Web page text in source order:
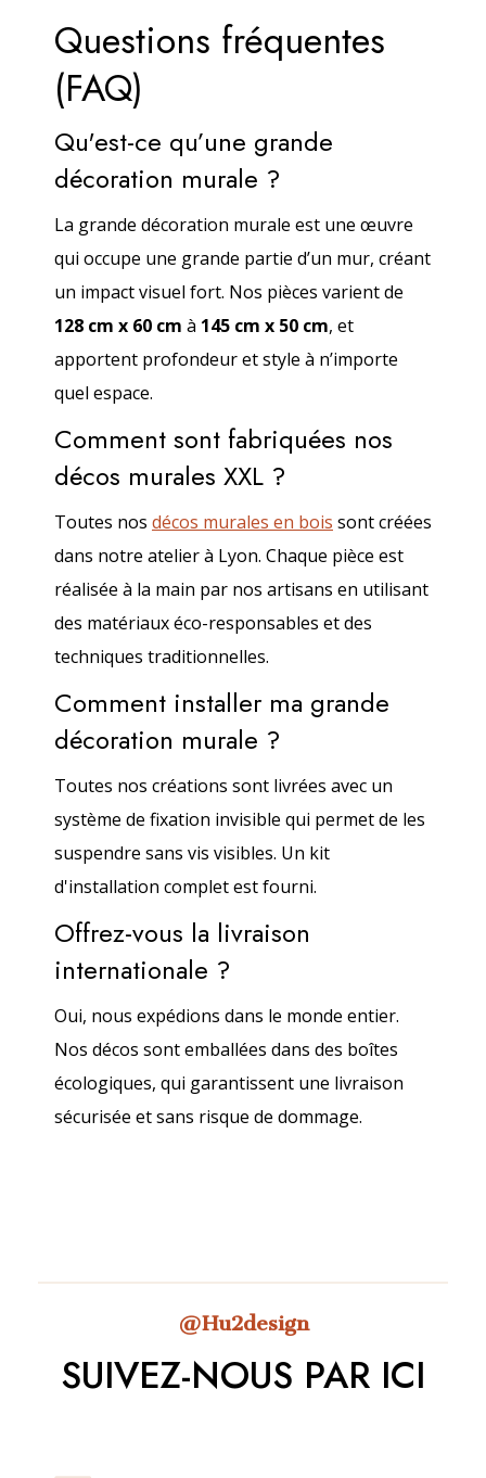
Questions fréquentes
(FAQ)
Qu'est-ce qu’une grande
décoration murale ?
La grande décoration murale est une œuvre
qui occupe une grande partie d’un mur, créant
un impact visuel fort. Nos pièces varient de
128 cm x 60 cm à 145 cm x 50 cm, et
apportent profondeur et style à n’importe
quel espace.
Comment sont fabriquées nos
décos murales XXL ?
Toutes nos décos murales en bois sont créées
dans notre atelier à Lyon. Chaque pièce est
réalisée à la main par nos artisans en utilisant
des matériaux éco-responsables et des
techniques traditionnelles.
Comment installer ma grande
décoration murale ?
Toutes nos créations sont livrées avec un
système de fixation invisible qui permet de les
suspendre sans vis visibles. Un kit
d'installation complet est fourni.
Offrez-vous la livraison
internationale ?
Oui, nous expédions dans le monde entier.
Nos décos sont emballées dans des boîtes
écologiques, qui garantissent une livraison
sécurisée et sans risque de dommage.
@Hu2design
SUIVEZ-NOUS PAR ICI